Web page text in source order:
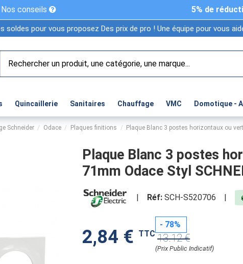
Nos conseils 5% de
pour vous proposez Des prix de pro ! Une équipe pour vous
Quincaillerie Sanitaires Chauffage VMC Domotique -
Schneider Odace Plaques finitions Plaque Blanc 3 postes horizontaux ou
Plaque Blanc 3 postes
71mm Odace Styl
Réf: SCH-S520706
2,84 € TTC
- 78%
13.12 €
(Prix Public Indicatif)